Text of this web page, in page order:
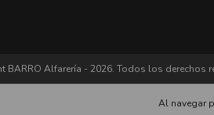
Al navegar
BARRO Alfarería - 2026. Todos los derechos